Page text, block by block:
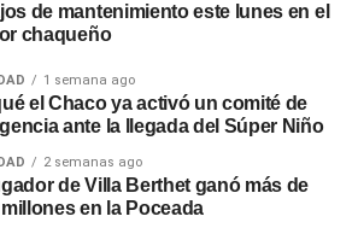
de mantenimiento este lunes en el
chaqueño
1 semana ago
el Chaco ya activó un comité de
ante la llegada del Súper Niño
2 semanas ago
de Villa Berthet ganó más de
en la Poceada